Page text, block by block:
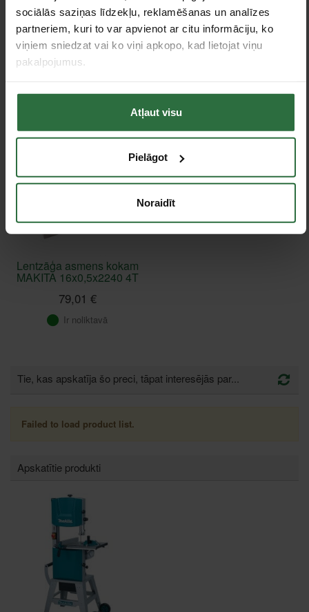
sociālās saziņas līdzekļu, reklamēšanas un analīzes
partneriem, kuri to var apvienot ar citu informāciju, ko
viņiem sniedzat vai ko viņi apkopo, kad lietojat viņu
pakalpojumus.
Atļaut visu
Pielāgot
Noraidīt
Lentzāģa asmens
mīkstam metālam
MAKITA 16x0,5x2240
14T
91,37 €
Lentzāģa asmens kokam
MAKITA 13x0,5x2240 4T
79,01 €
Lentzāģa asmens kokam
MAKITA 16x0,5x2240 4T
79,01 €
Ir noliktavā
Tie, kas apskatīja šo preci, tāpat interesējās par...
Failed to load product list.
Apskatītie produkti